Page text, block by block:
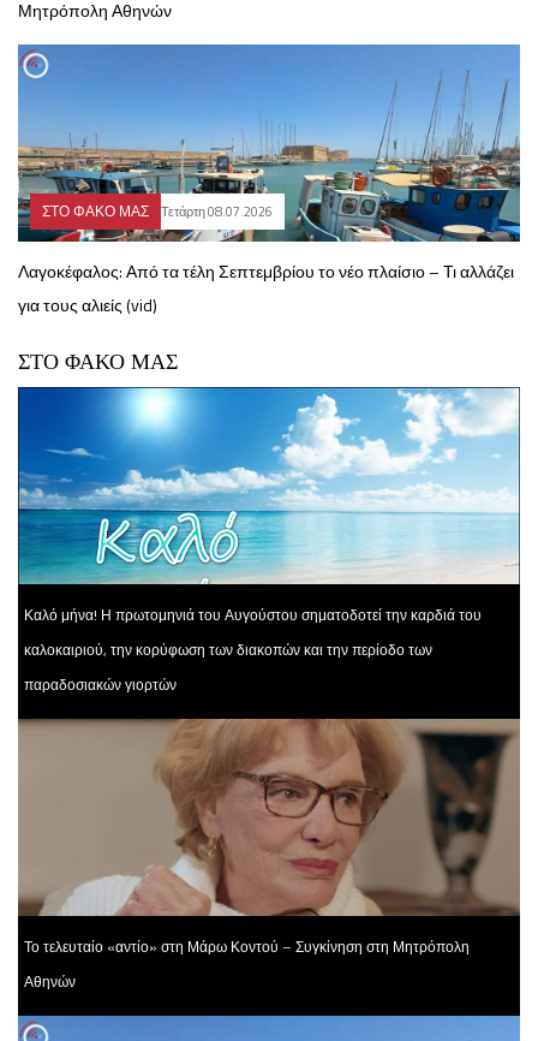
Μητρόπολη Αθηνών
ΣΤΟ ΦΑΚΟ ΜΑΣ Τετάρτη 08.07.2026
Λαγοκέφαλος: Από τα τέλη Σεπτεμβρίου το νέο πλαίσιο – Τι αλλάζει
για τους αλιείς (vid)
ΣΤΟ ΦΑΚΟ ΜΑΣ
Καλό μήνα! Η πρωτομηνιά του Αυγούστου σηματοδοτεί την καρδιά του
καλοκαιριού, την κορύφωση των διακοπών και την περίοδο των
παραδοσιακών γιορτών
Το τελευταίο «αντίο» στη Μάρω Κοντού – Συγκίνηση στη Μητρόπολη
Αθηνών